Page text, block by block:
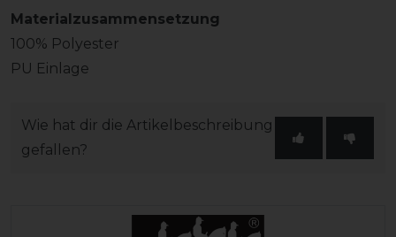
Materialzusammensetzung
100% Polyester
PU Einlage
Wie hat dir die Artikelbeschreibung
gefallen?